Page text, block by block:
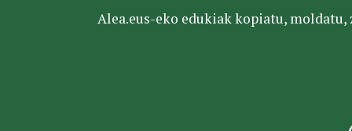
Alea.eus-eko edukiak kopiatu,